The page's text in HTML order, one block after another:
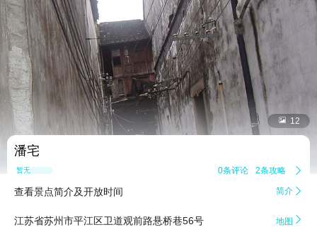
 12
潘宅
暂无点评 0条评论 2条攻略 
查看景点简介及开放时间 简介 
江苏省苏州市平江区卫道观前路悬桥巷56号 地图 
